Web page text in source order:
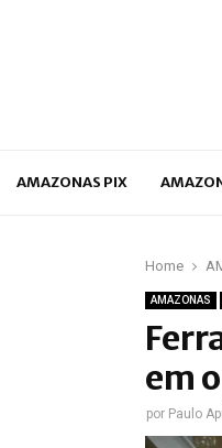
AMAZONAS PIX
Home
AMAZONAS
em
por Paulo